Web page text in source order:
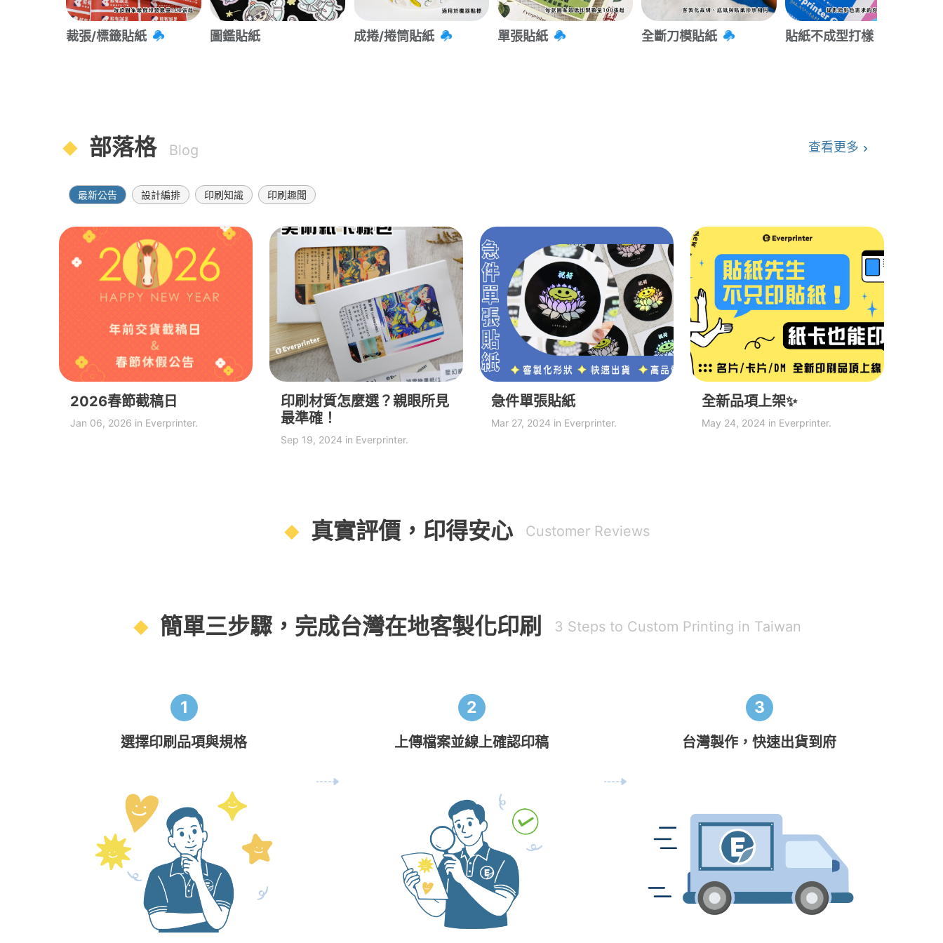
裁張/標籤貼紙 圖鑑貼紙 成捲/捲筒貼紙 單張貼紙 全斷刀模貼紙 貼紙不成型打樣
部落格 Blog 查看更多
最新公告 設計編排 印刷知識 印刷趣聞
2026春節截稿日
Jan 06, 2026 in Everprinter.
印刷材質怎麼選？親眼所見
最準確！
Sep 19, 2024 in Everprinter.
急件單張貼紙
Mar 27, 2024 in Everprinter.
全新品項上架✨
May 24, 2024 in Everprinter.
真實評價，印得安心 Customer Reviews
簡單三步驟，完成台灣在地客製化印刷 3 Steps to Custom Printing in Taiwan
1
選擇印刷品項與規格
2
上傳檔案並線上確認印稿
3
台灣製作，快速出貨到府